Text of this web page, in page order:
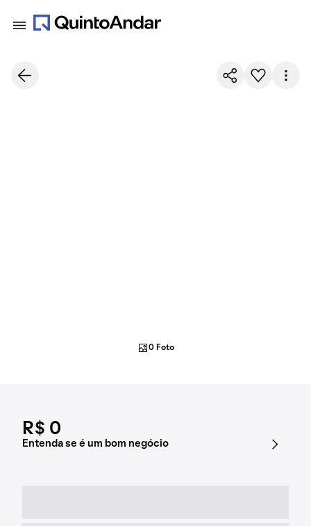
R$ 0
Entenda se é um bom negócio
0 Foto